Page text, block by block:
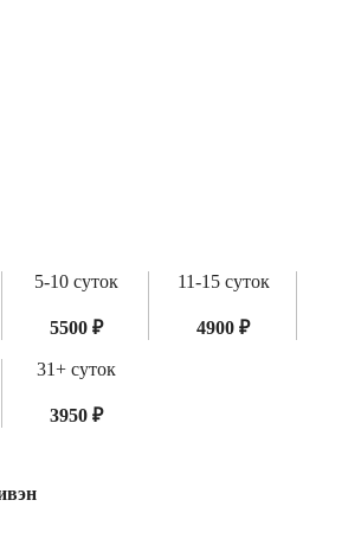
5-10 суток
5500 ₽
11-15 суток
4900 ₽
31+ суток
3950 ₽